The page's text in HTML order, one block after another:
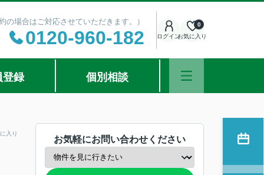
場合はご対応させていただきます。）
0120-960-182 ログインお気に入り
0
登録 個別相談
入り
お気軽にお問い合わせください